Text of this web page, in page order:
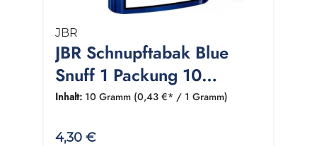
JBR
JBR Schnupftabak Blue
Snuff 1 Packung 10
Gramm
Inhalt: 10 Gramm (0,43 €* / 1 Gramm)
4,30 €